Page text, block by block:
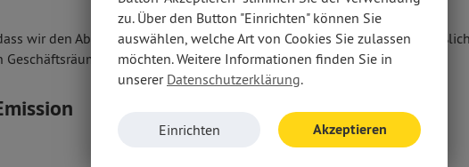
wir den Abschluss eines Kaufvertrages zu diesem Angebot
anbieten.
zu. Über den Button "Einrichten" können Sie
auswählen, welche Art von Cookies Sie zulassen
möchten. Weitere Informationen finden Sie in
unserer Datenschutzerklärung.
Einrichten Akzeptieren